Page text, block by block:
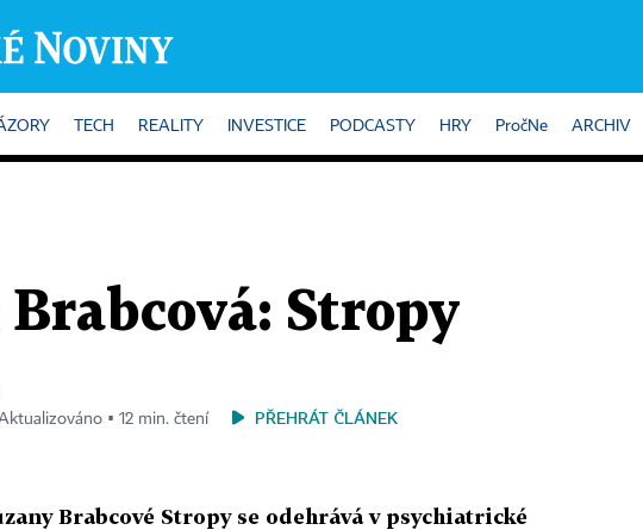
TECH REALITY INVESTICE PODCASTY HRY PročNe ARCHIV
Brabcová: Stropy
▪ 12 min. čtení PŘEHRÁT ČLÁNEK
Brabcové Stropy se odehrává v psychiatrické